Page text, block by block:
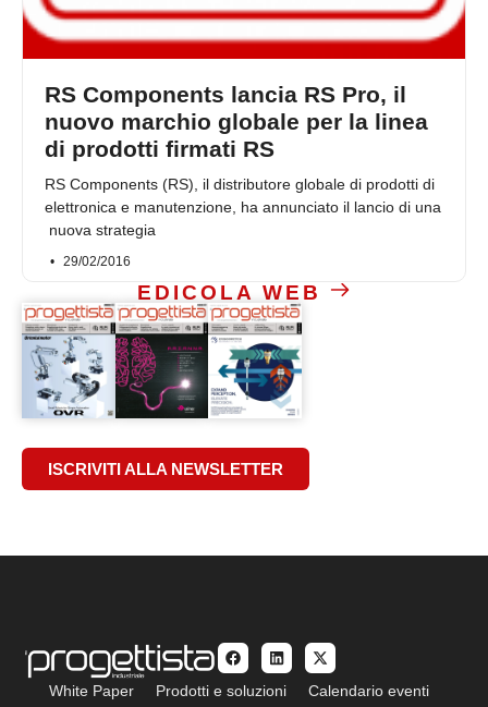
RS Components lancia RS Pro, il
nuovo marchio globale per la linea
di prodotti firmati RS
RS Components (RS), il distributore globale di prodotti di
elettronica e manutenzione, ha annunciato il lancio di una
nuova strategia
29/02/2016
EDICOLA WEB
ISCRIVITI ALLA NEWSLETTER
White Paper Prodotti e soluzioni
Calendario eventi